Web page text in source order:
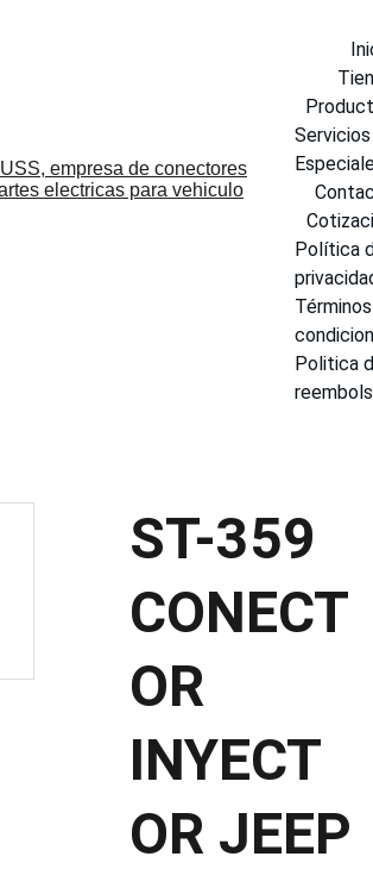
Servicios
Política
Politica
ST-359
CONECT
OR
INYECT
OR JEEP